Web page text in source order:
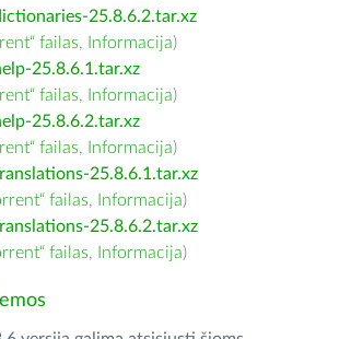
25.8.6.2.tar.xz
failas, Informacija)
25.8.6.1.tar.xz
failas, Informacija)
25.8.6.2.tar.xz
failas, Informacija)
25.8.6.1.tar.xz
failas, Informacija)
25.8.6.2.tar.xz
failas, Informacija)